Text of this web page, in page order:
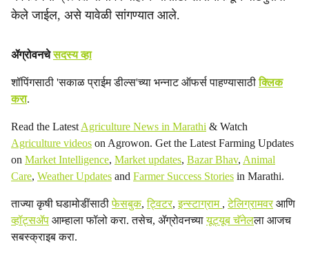
केले जाईल, असे यावेळी सांगण्यात आले.
ॲग्रोवनचेसदस्य व्हा
शॉपिंगसाठी 'सकाळ प्राईम डील्स'च्या भन्नाट ऑफर्स पाहण्यासाठीक्लिक
करा.
Read the Latest Agriculture News in Marathi & Watch
Agriculture videos on Agrowon. Get the Latest Farming Updates
on Market Intelligence, Market updates, Bazar Bhav, Animal
Care, Weather Updates and Farmer Success Stories in Marathi.
ताज्या कृषी घडामोडींसाठीफेसबुक,ट्विटर,इन्स्टाग्राम ,टेलिग्रामवरआणि
व्हॉट्सॲप आम्हाला फॉलो करा. तसेच, ॲग्रोवनच्यायूट्यूब चॅनेलला आजच
सबस्क्राइब करा.